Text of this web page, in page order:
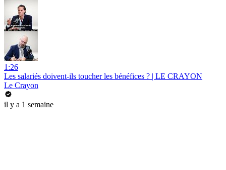
1:26
Les salariés doivent-ils toucher les bénéfices ? | LE CRAYON
Le Crayon
il y a 1 semaine